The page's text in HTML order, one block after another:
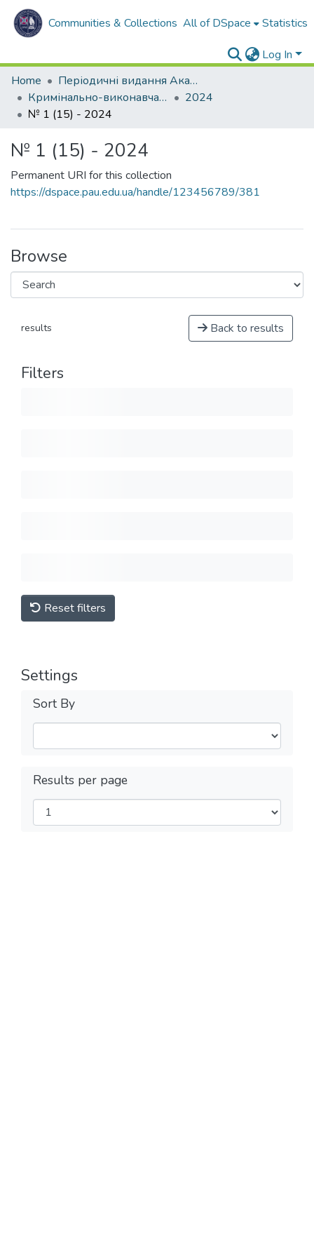
Communities & Collections All of DSpace Statistics
Log In
Home
Періодичні видання Академії
Кримінально-виконавча система. Вчора. Сьогодні. Завтра
2024
№ 1 (15) - 2024
№ 1 (15) - 2024
Permanent URI for this collection
https://dspace.pau.edu.ua/handle/123456789/381
Browse
results Back to results
Filters
Reset filters
Settings
Sort By
Results per page